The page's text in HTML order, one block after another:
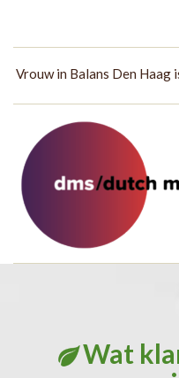
Vrouw in Balans Den Haag
Wat